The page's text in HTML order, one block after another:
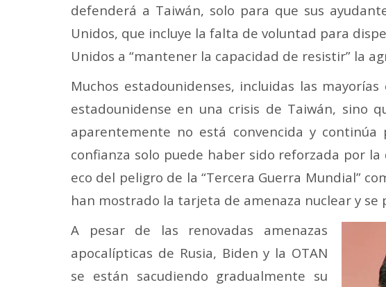
defenderá a Taiwán, solo para que sus
Unidos, que incluye la falta de voluntad para
Unidos a “mantener la capacidad de resistir” la
Muchos estadounidenses, incluidas las
estadounidense en una crisis de Taiwán, sino
aparentemente no está convencida y
confianza solo puede haber sido reforzada por
eco del peligro de la “Tercera Guerra Mundial”
han mostrado la tarjeta de amenaza nuclear y se
A pesar de las renovadas amenazas
apocalípticas de Rusia, Biden y la OTAN
se están sacudiendo gradualmente su